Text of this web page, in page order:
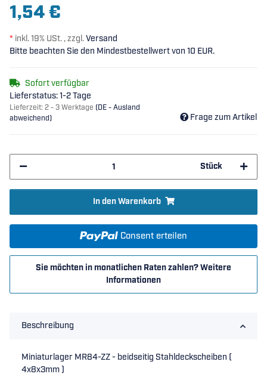
1,54 €
* inkl. 19% USt. , zzgl.Versand
Bitte beachten Sie den Mindestbestellwert von 10 EUR.
Sofort verfügbar
Lieferstatus: 1-2 Tage
Lieferzeit: 2 - 3 Werktage (DE - Ausland
abweichend)
Frage zum Artikel
Stück
In den Warenkorb
Consent erteilen
Sie möchten in monatlichen Raten zahlen?Weitere
Informationen
Beschreibung
Miniaturlager MR84-ZZ - beidseitig Stahldeckscheiben (
4x8x3mm )